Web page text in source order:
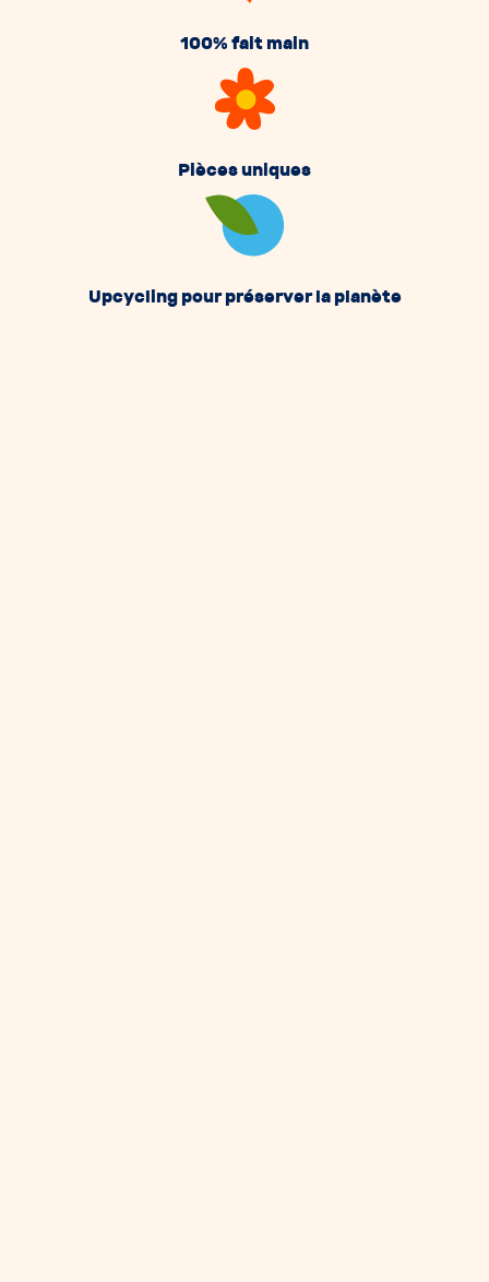
100% fait main
Pièces uniques
Upcycling pour préserver la planète